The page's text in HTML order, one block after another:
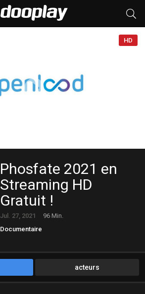
HD
Phosfate 2021 en
Streaming HD
Gratuit !
Jul. 27, 2021
96 Min.
Documentaire
acteurs